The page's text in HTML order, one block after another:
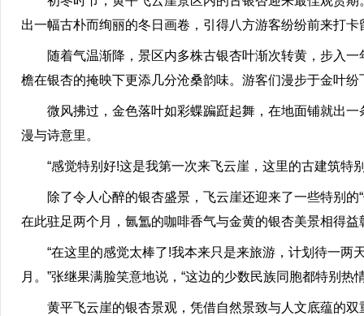
出一幅古朴而绚丽的冬日画卷，引得八方游客纷纷前来打卡
随着气温渐降，景区内多株古银杏叶渐次转黄，步入一
檐在银杏的掩映下更添几分沧桑韵味。游客们漫步于金叶
微风拂过，金色落叶如彩蝶蹁跹起舞，在地面铺就出一
漫与诗意里。
“感觉特别好!这是我第一次来飞云崖，这里的古建筑特
除了令人心醉的银杏盛景，飞云崖还迎来了一些特别的
在此驻足两个月，氤氲的咖啡香气与金黄的银杏美景相得
“在这里的感觉太棒了!我本来只是来旅游，计划待一两
月。”张继果满脸笑意地说，“这边的少数民族同胞都特别
黄平飞云崖的银杏景观，凭借自然景致与人文底蕴的双